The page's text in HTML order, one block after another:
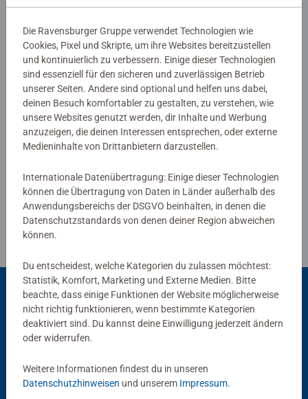
Noch keine Bewertungen
abgegeben
0/0
Verfasse eine Bewertung
Beliebte Auswahl
Andere Kunden mögen auch
Die Ravensburger Gruppe verwendet Technologien wie
Cookies, Pixel und Skripte, um ihre Websites bereitzustellen
und kontinuierlich zu verbessern. Einige dieser Technologien
sind essenziell für den sicheren und zuverlässigen Betrieb
unserer Seiten. Andere sind optional und helfen uns dabei,
deinen Besuch komfortabler zu gestalten, zu verstehen, wie
unsere Websites genutzt werden, dir Inhalte und Werbung
anzuzeigen, die deinen Interessen entsprechen, oder externe
Medieninhalte von Drittanbietern darzustellen.
Internationale Datenübertragung: Einige dieser Technologien
können die Übertragung von Daten in Länder außerhalb des
Anwendungsbereichs der DSGVO beinhalten, in denen die
Datenschutzstandards von denen deiner Region abweichen
können.
Du entscheidest, welche Kategorien du zulassen möchtest:
Statistik, Komfort, Marketing und Externe Medien. Bitte
beachte, dass einige Funktionen der Website möglicherweise
nicht richtig funktionieren, wenn bestimmte Kategorien
deaktiviert sind. Du kannst deine Einwilligung jederzeit ändern
oder widerrufen.
Weitere Informationen findest du in unseren
Datenschutzhinweisen und unserem Impressum.